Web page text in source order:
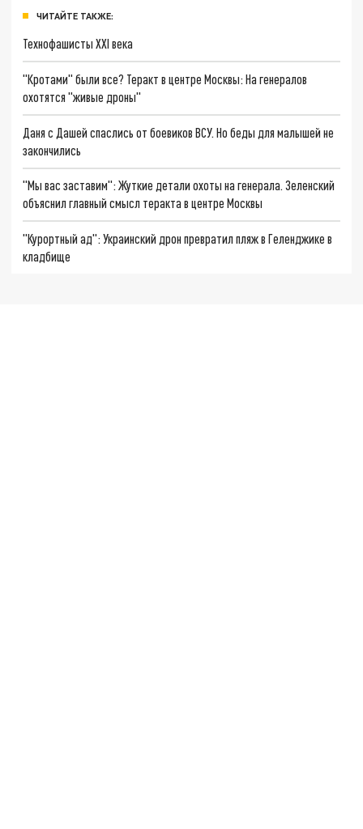
ЧИТАЙТЕ ТАКЖЕ:
Технофашисты XXI века
"Кротами" были все? Теракт в центре Москвы: На генералов
охотятся "живые дроны"
Даня с Дашей спаслись от боевиков ВСУ. Но беды для малышей не
закончились
"Мы вас заставим": Жуткие детали охоты на генерала. Зеленский
объяснил главный смысл теракта в центре Москвы
"Курортный ад": Украинский дрон превратил пляж в Геленджике в
кладбище